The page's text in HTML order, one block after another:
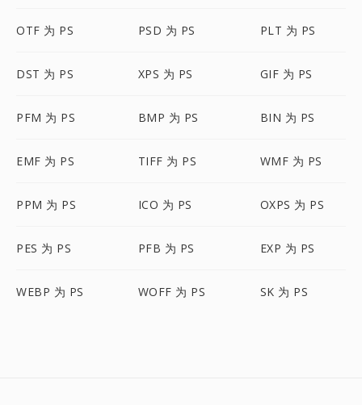
OTF 为 PS PSD 为 PS PLT 为 PS
DST 为 PS XPS 为 PS GIF 为 PS
PFM 为 PS BMP 为 PS BIN 为 PS
EMF 为 PS TIFF 为 PS WMF 为 PS
PPM 为 PS ICO 为 PS OXPS 为 PS
PES 为 PS PFB 为 PS EXP 为 PS
WEBP 为 PS WOFF 为 PS SK 为 PS